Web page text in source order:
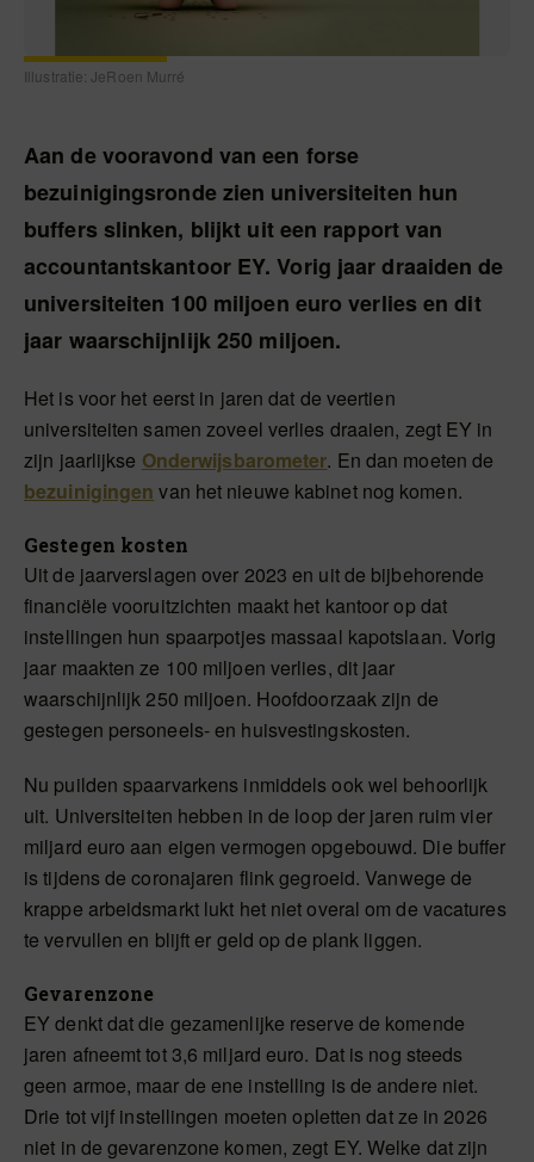
Illustratie: JeRoen Murré
Aan de vooravond van een forse
bezuinigingsronde zien universiteiten hun
buffers slinken, blijkt uit een rapport van
accountantskantoor EY. Vorig jaar draaiden de
universiteiten 100 miljoen euro verlies en dit
jaar waarschijnlijk 250 miljoen.
Het is voor het eerst in jaren dat de veertien
universiteiten samen zoveel verlies draaien, zegt EY in
zijn jaarlijkse Onderwijsbarometer. En dan moeten de
bezuinigingen van het nieuwe kabinet nog komen.
Gestegen kosten
Uit de jaarverslagen over 2023 en uit de bijbehorende
financiële vooruitzichten maakt het kantoor op dat
instellingen hun spaarpotjes massaal kapotslaan. Vorig
jaar maakten ze 100 miljoen verlies, dit jaar
waarschijnlijk 250 miljoen. Hoofdoorzaak zijn de
gestegen personeels- en huisvestingskosten.
Nu puilden spaarvarkens inmiddels ook wel behoorlijk
uit. Universiteiten hebben in de loop der jaren ruim vier
miljard euro aan eigen vermogen opgebouwd. Die buffer
is tijdens de coronajaren flink gegroeid. Vanwege de
krappe arbeidsmarkt lukt het niet overal om de vacatures
te vervullen en blijft er geld op de plank liggen.
Gevarenzone
EY denkt dat die gezamenlijke reserve de komende
jaren afneemt tot 3,6 miljard euro. Dat is nog steeds
geen armoe, maar de ene instelling is de andere niet.
Drie tot vijf instellingen moeten opletten dat ze in 2026
niet in de gevarenzone komen, zegt EY. Welke dat zijn